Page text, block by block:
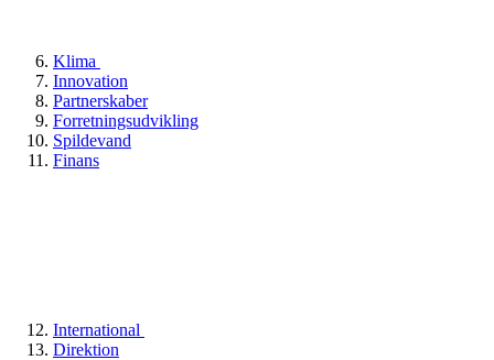
Klima
Innovation
Partnerskaber
Forretningsudvikling
Spildevand
Finans
International
Direktion